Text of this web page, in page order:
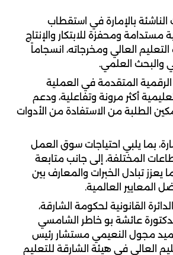
بالإمارة في استقطاب
مستدامة ومحفزة للابتكار والإنتاج
العالي ومخرجاته، انسجاماً
والبحث العلمي.
المتقدمة في العملية
أكثر مرونة وتفاعلية، ودعم
الطلبة من الاستفادة من الأدوات
بما يلبي احتياجات سوق العمل
المختلفة، إلى جانب متابعة
يعزز تبادل الخبرات والمعارف بين
المعايير العالمية.
القانونية لحكومة الشارقة،
عائشة بو خاطر الشامسي
حميد مجول النعيمي مستشار رئيس
العالي في هيئة الشارقة للتعليم